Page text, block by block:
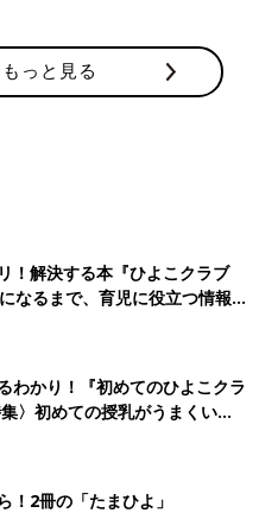
っと見る
！解決する本『ひよこクラブ
るまで、育児に役立つ情報が
わかり！『初めてのひよこクラ
〉初めての授乳がうまくい
の基本と夏のトラブル 解決テ
！2冊の「たまひよ」